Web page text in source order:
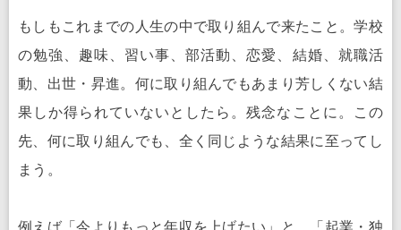
もしもこれまでの人生の中で取り組んで来たこと。学校
の勉強、趣味、習い事、部活動、恋愛、結婚、就職活
動、出世・昇進。何に取り組んでもあまり芳しくない結
果しか得られていないとしたら。残念なことに。この
先、何に取り組んでも、全く同じような結果に至ってし
まう。
例えば「今よりもっと年収を上げたい」と、「起業・独